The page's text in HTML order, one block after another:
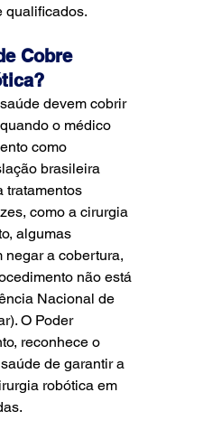
qualificados.
Cobre
devem cobrir
o médico
como
brasileira
tratamentos
como a cirurgia
algumas
negar a cobertura,
não está
Nacional de
O Poder
reconhece o
de garantir a
robótica em